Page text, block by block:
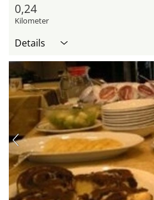
0,24
Kilometer
Details